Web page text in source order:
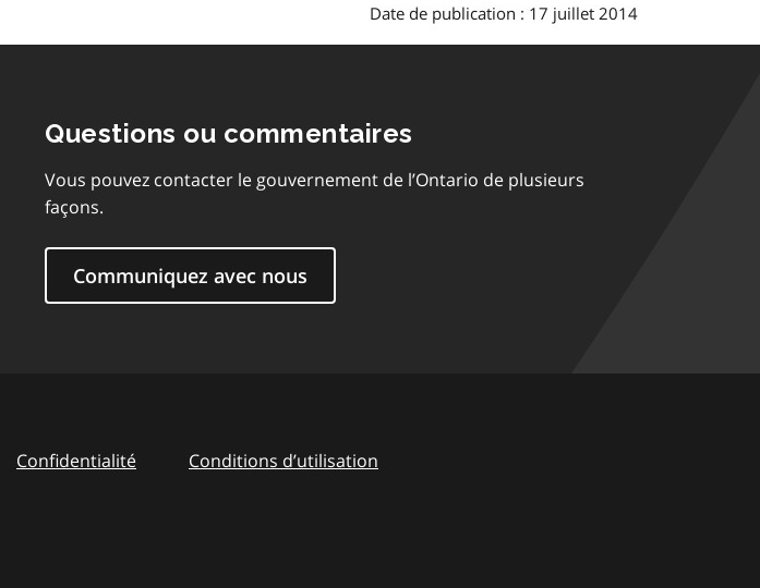
Date de publication : 17 juillet 2014
Questions ou commentaires
Vous pouvez contacter le gouvernement de l’Ontario de plusieurs
façons.
Communiquez avec nous
Confidentialité Conditions d’utilisation